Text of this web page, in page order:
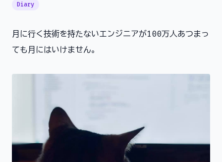
Diary
月に行く技術を持たないエンジニアが100万人あつまっ
ても月にはいけません。